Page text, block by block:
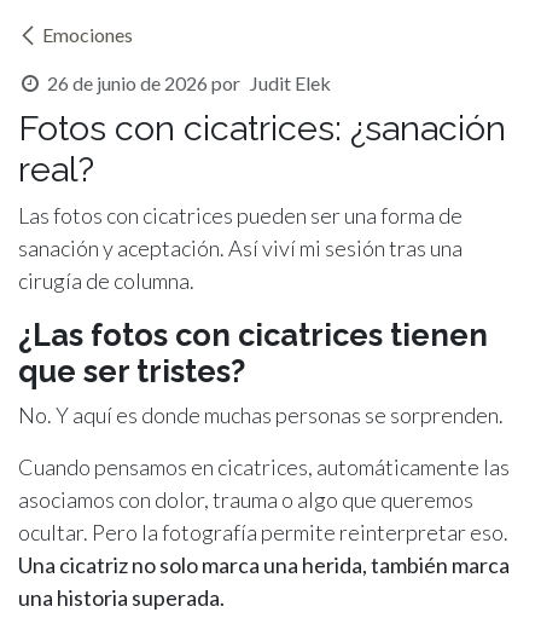
Emociones
26 de junio de 2026 por Judit Elek
Fotos con cicatrices: ¿sanación
real?
Las fotos con cicatrices pueden ser una forma de
sanación y aceptación. Así viví mi sesión tras una
cirugía de columna.
¿Las fotos con cicatrices tienen
que ser tristes?
No. Y aquí es donde muchas personas se sorprenden.
Cuando pensamos en cicatrices, automáticamente las
asociamos con dolor, trauma o algo que queremos
ocultar. Pero la fotografía permite reinterpretar eso.
Una cicatriz no solo marca una herida, también marca
una historia superada.